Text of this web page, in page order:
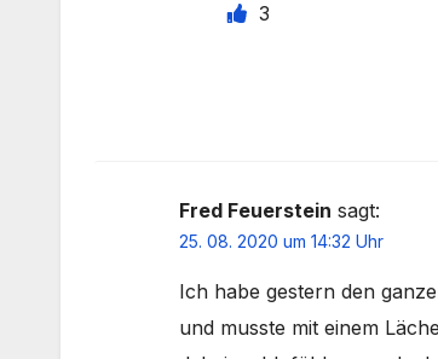
3
Fred Feuerstein sagt:
25. 08. 2020 um 14:32 Uhr
Ich habe gestern den
und musste mit einem